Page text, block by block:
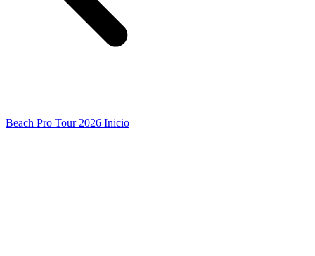
Beach Pro Tour 2026 Inicio